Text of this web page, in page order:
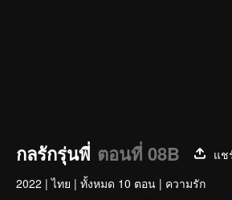
กลรักรุ่นพี่ ตอนที่ 08B
แช
2022 | ไทย | ทั้งหมด 10 ตอน | ความรัก